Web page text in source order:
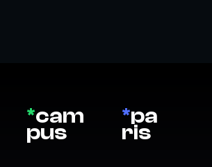
*cam
pus
*pa
ris